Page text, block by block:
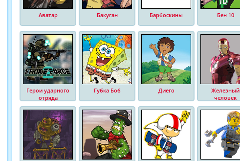
Аватар Бакуган Барбоскины Бен 10
Герои ударного
отряда
Губка Боб Диего
Железный
человек